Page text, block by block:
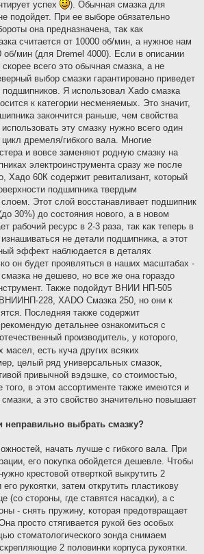
успех
). Обычная смазка для
подойдет. При ее выборе обязательно
она предназначена, так как
считается от 10000 об/мин, а нужное нам
об/мин (для Dremel 4000). Если в описании
всего это обычная смазка, а не
выбор смазки гарантировано приведет
Я использовал Xado cмазка
к категории несменяемых. Это значит,
закончится раньше, чем свойства
эту смазку нужно всего один
дремеля/гибкого вала. Многие
и вовсе заменяют родную смазку на
электроинструмента сразу же после
Хадо 60К содержит ревитализант, который
подшипника твердым
Этот слой восстанавливает подшипник
30%) до состояния нового, а в новом
рабочий ресурс в 2-3 раза, так как теперь в
не детали подшипника, а этот
эффект наблюдается в деталях
он будет проявляться в наших масштабах -
не дешево, но все же она гораздо
Также подойдут ВНИИ НП-505
228, ХАDО Смазка 250, но они к
Последняя также содержит
детальнее ознакомиться с
производитель, у которого,
есть куча других всяких
целый ряд универсальных смазок,
привычной вэдэшке, со стоимостью,
в этом ассортименте также имеются и
а это свойство значительно повышает
неправильно выбрать смазку?
начать лучше с гибкого вала. При
его покупка обойдется дешевле. Чтобы
крестовой отверткой выкрутить 2
рукоятки, затем открутить пластикову
(со стороны, где ставятся насадки), а с
- снять пружину, которая предотвращает
просто стягивается рукой без особых
стоматологического зонда снимаем
2 половинки корпуса рукоятки.